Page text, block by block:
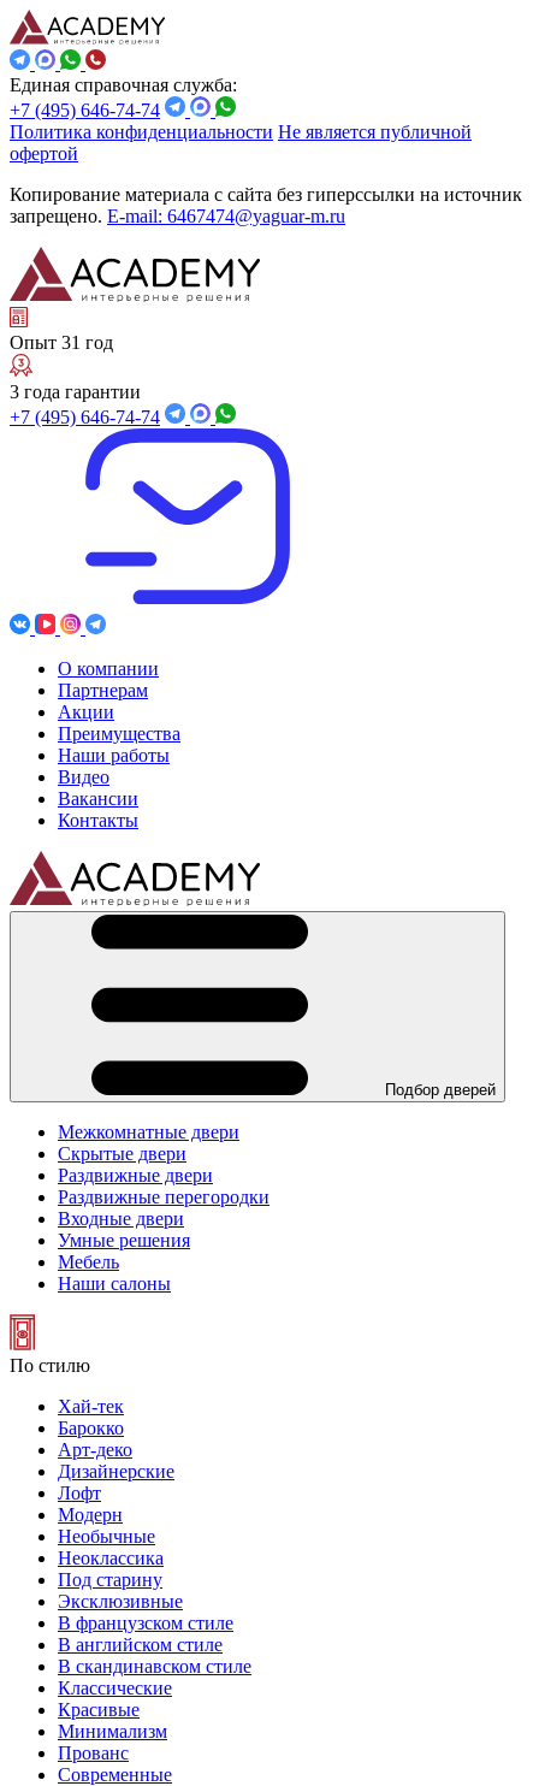
Единая справочная служба:
+7 (495) 646-74-74
Политика конфиденциальности Не является публичной
офертой
Копирование материала с сайта без гиперссылки на источник
запрещено. E-mail: 6467474@yaguar-m.ru
Опыт 31 год
3 года гарантии
+7 (495) 646-74-74
О компании
Партнерам
Акции
Преимущества
Наши работы
Видео
Вакансии
Контакты
Подбор дверей
Межкомнатные двери
Скрытые двери
Раздвижные двери
Раздвижные перегородки
Входные двери
Умные решения
Мебель
Наши салоны
По стилю
Хай-тек
Барокко
Арт-деко
Дизайнерские
Лофт
Модерн
Необычные
Неоклассика
Под старину
Эксклюзивные
В французском стиле
В английском стиле
В скандинавском стиле
Классические
Красивые
Минимализм
Прованс
Современные